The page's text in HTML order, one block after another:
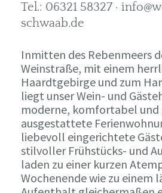
Tel.: 06321 58327 ·
schwaab.de
Inmitten des Rebenmeers
Weinstraße, mit einem
Haardtgebirge und zum
liegt unser Wein- und
moderne, komfortabel und
ausgestattete
liebevoll eingerichtete
stilvoller Frühstücks- und
laden zu einer kurzen
Wochenende wie zu einem